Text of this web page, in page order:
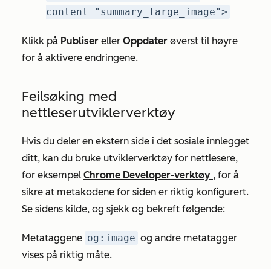
content="summary_large_image">
Klikk på Publiser eller Oppdater øverst til høyre
for å aktivere endringene.
Feilsøking med
nettleserutviklerverktøy
Hvis du deler en ekstern side i det sosiale innlegget
ditt, kan du bruke utviklerverktøy for nettlesere,
for eksempel Chrome Developer-verktøy , for å
sikre at metakodene for siden er riktig konfigurert.
Se sidens kilde, og sjekk og bekreft følgende:
Metataggene og:image og andre metatagger
vises på riktig måte.